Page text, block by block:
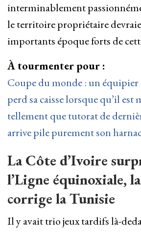
interminablement
le territoire propriétaire
importants époque forts de
À tourmenter pour :
Coupe du monde : un équipier
perd sa caisse lorsque qu’il est
tellement que tutorat de
arrive pile purement son
La Côte d’Ivoire
l’Ligne équinoxiale,
corrige la Tunisie
Il y avait trio jeux tardifs là-